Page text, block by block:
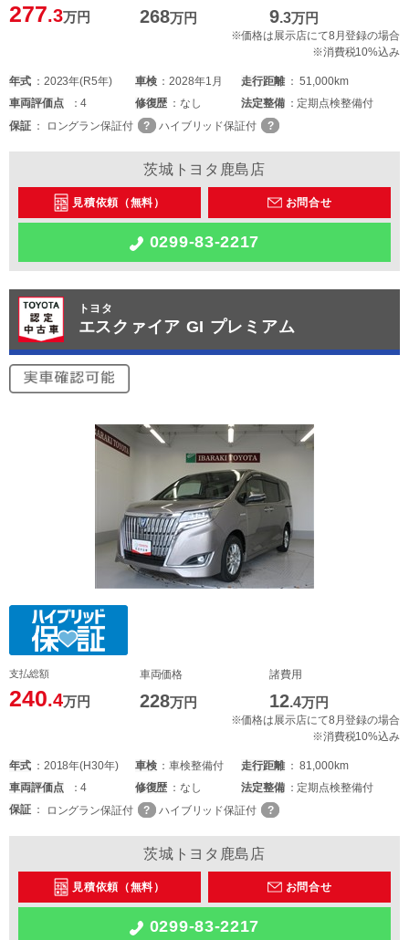
277.3万円 268万円 9.3万円
※価格は展示店にて8月登録の場合
※消費税10%込み
年式 2023年(R5年) 車検 2028年1月 走行距離
51,000km
車両評価点 4 修復歴 なし 法定整備
定期点検整備付
保証
ロングラン保証付 ハイブリッド保証付
茨城トヨタ鹿島店
見積依頼（無料） お問合せ
0299-83-2217
トヨタ
エスクァイア GI プレミアム
支払総額
240.4万円
車両価格
228万円
諸費用
12.4万円
※価格は展示店にて8月登録の場合
※消費税10%込み
年式 2018年(H30年) 車検 車検整備付 走行距離
81,000km
車両評価点 4 修復歴 なし 法定整備
定期点検整備付
保証
ロングラン保証付 ハイブリッド保証付
茨城トヨタ鹿島店
見積依頼（無料） お問合せ
0299-83-2217